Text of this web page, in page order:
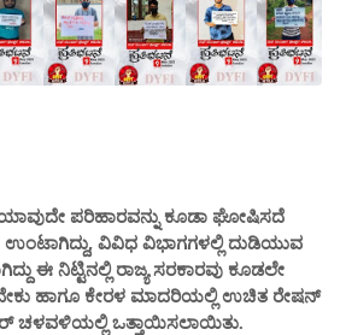
ಪರಿಹಾರವನ್ನು ಕೂಡಾ ಘೋಷಿಸದೆ
ಉಂಟಾಗಿದ್ದು, ವಿವಿಧ ವಿಭಾಗಗಳಲ್ಲಿ ದುಡಿಯುವ
ಈ ನಿಟ್ಟಿನಲ್ಲಿ ರಾಜ್ಯ ಸರಕಾರವು ಕೂಡಲೇ
ಹಾಗೂ ಕೇರಳ ಮಾದರಿಯಲ್ಲಿ ಉಚಿತ ರೇಷನ್
ಚಳವಳಿಯಲ್ಲಿ ಒತ್ತಾಯಿಸಲಾಯಿತು.